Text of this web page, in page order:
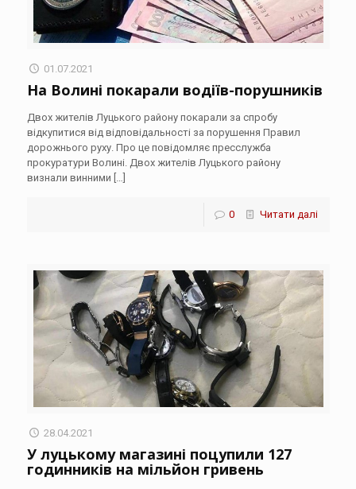
01.07.2021
На Волині покарали водіїв-порушників
Двох жителів Луцького району покарали за спробу
відкупитися від відповідальності за порушення Правил
дорожнього руху. Про це повідомляє пресслужба
прокуратури Волині. Двох жителів Луцького району
визнали винними […]
0 Читати далі
28.04.2021
У луцькому магазині поцупили 127
годинників на мільйон гривень